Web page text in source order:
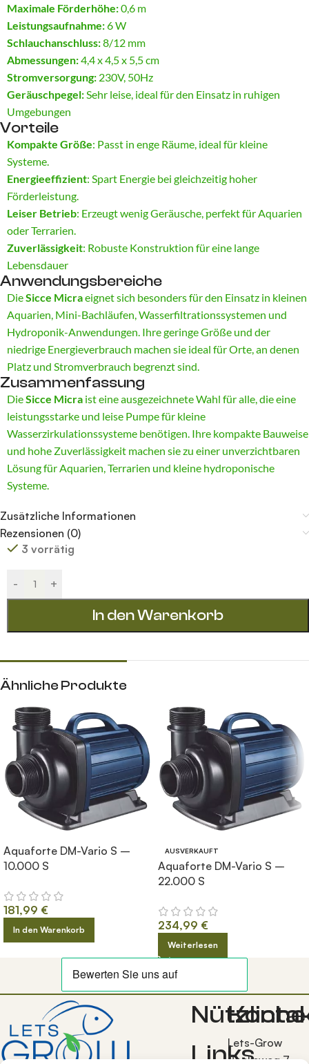
Maximale Förderhöhe:0,6 m
Leistungsaufnahme:6 W
Schlauchanschluss:8/12 mm
Abmessungen:4,4 x 4,5 x 5,5 cm
Stromversorgung: 230V, 50Hz
Geräuschpegel:Sehr leise, ideal für den Einsatz in ruhigen
Umgebungen
Vorteile
Kompakte Größe: Passt in enge Räume, ideal für kleine
Systeme.
Energieeffizient: Spart Energie bei gleichzeitig hoher
Förderleistung.
Leiser Betrieb: Erzeugt wenig Geräusche, perfekt für Aquarien
oder Terrarien.
Zuverlässigkeit: Robuste Konstruktion für eine lange
Lebensdauer
Anwendungsbereiche
DieSicce Micraeignet sich besonders für den Einsatz in kleinen
Aquarien, Mini-Bachläufen, Wasserfiltrationssystemen und
Hydroponik-Anwendungen. Ihre geringe Größe und der
niedrige Energieverbrauch machen sie ideal für Orte, an denen
Platz und Stromverbrauch begrenzt sind.
Zusammenfassung
DieSicce Micra ist eine ausgezeichnete Wahl für alle, die eine
leistungsstarke und leise Pumpe für kleine
Wasserzirkulationssysteme benötigen. Ihre kompakte Bauweise
und hohe Zuverlässigkeit machen sie zu einer unverzichtbaren
Lösung für Aquarien, Terrarien und kleine hydroponische
Systeme.
Zusätzliche Informationen
Rezensionen (0)
3 vorrätig
- +
In den Warenkorb
Alternative:
Ähnliche Produkte
Aquaforte DM-Vario S –
10.000 S
181,99 €
In den Warenkorb
AUSVERKAUFT
Aquaforte DM-Vario S –
22.000 S
234,99 €
Weiterlesen
Nützliche
LinksLets-Grow
Bocksweg 7